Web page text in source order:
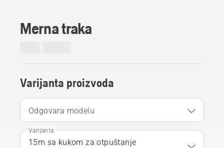
Merna traka
Varijanta proizvoda
Odgovara modelu
Varijanta
15m sa kukom za otpuštanje